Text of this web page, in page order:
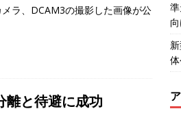
ラ、DCAM3の撮影した画像が公
離と待避に成功